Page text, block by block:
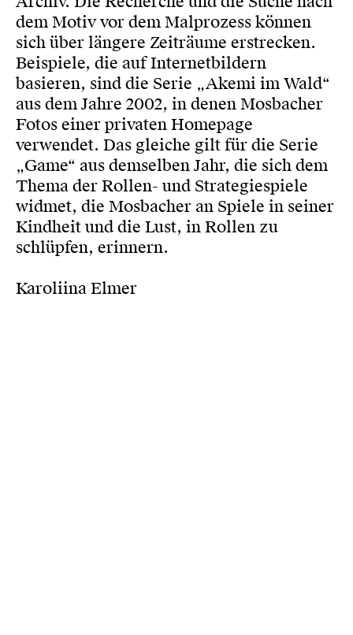
dem Motiv vor dem Malprozess können
sich über längere Zeiträume erstrecken.
Beispiele, die auf Internetbildern
basieren, sind die Serie „Akemi im Wald“
aus dem Jahre 2002, in denen Mosbacher
Fotos einer privaten Homepage
verwendet. Das gleiche gilt für die Serie
„Game“ aus demselben Jahr, die sich dem
Thema der Rollen- und Strategiespiele
widmet, die Mosbacher an Spiele in seiner
Kindheit und die Lust, in Rollen zu
schlüpfen, erinnern.
Karoliina Elmer